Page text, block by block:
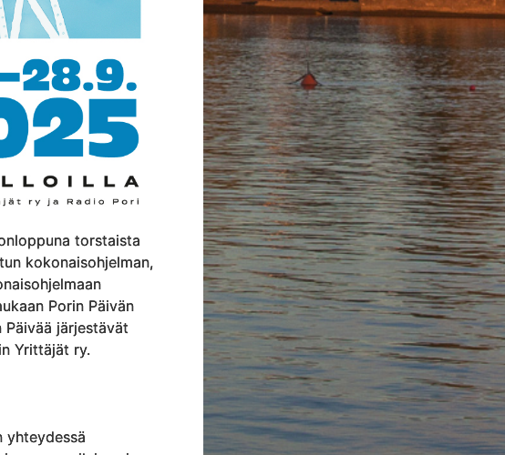
torstaista
kokonaisohjelman,
Porin Päivän
Päivää järjestävät
Yrittäjät ry.
yhteydessä